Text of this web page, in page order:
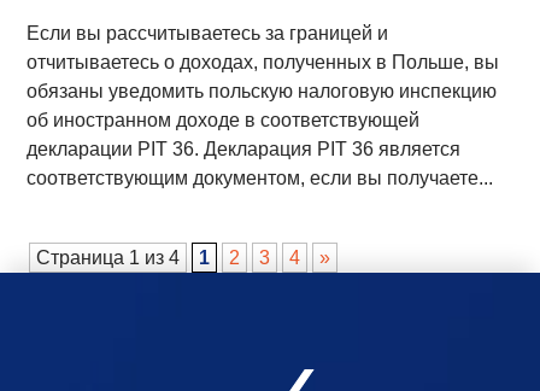
Если вы рассчитываетесь за границей и
отчитываетесь о доходах, полученных в Польше, вы
обязаны уведомить польскую налоговую инспекцию
об иностранном доходе в соответствующей
декларации PIT 36. Декларация PIT 36 является
соответствующим документом, если вы получаете...
Страница 1 из 4 1 2 3 4 »